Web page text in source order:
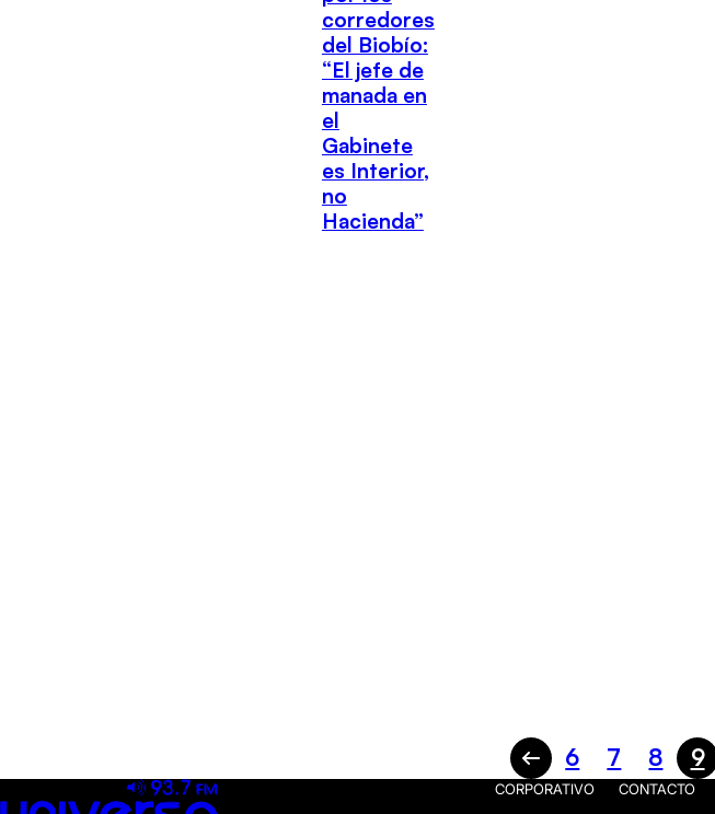
corredores
del Biobío:
“El jefe de
manada en
el
Gabinete
es Interior,
no
Hacienda”
6 7 8 9
CORPORATIVO CONTACTO